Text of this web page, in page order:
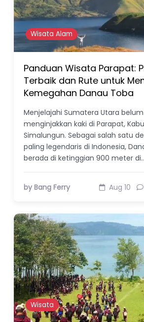
Wisata Alam
Panduan Wisata Parapat:
Terbaik dan Rute untuk
Kemegahan Danau Toba
Menjelajahi Sumatera Utara
menginjakkan kaki di Parapat,
Simalungun. Sebagai salah satu
paling legendaris di Indonesia,
berada di ketinggian 900 meter
by Bang Ferry Aug 10
Wisata